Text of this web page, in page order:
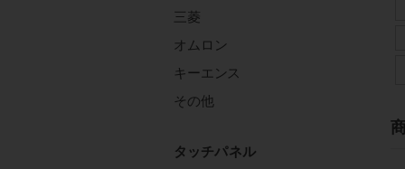
三菱
オムロン
キーエンス
その他
タッチパネル